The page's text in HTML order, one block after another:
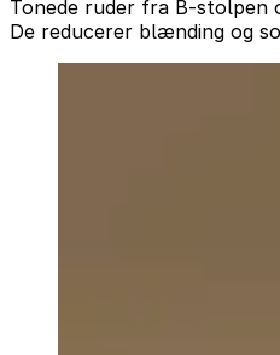
Tonede ruder fra B-stolpen
De reducerer blænding og